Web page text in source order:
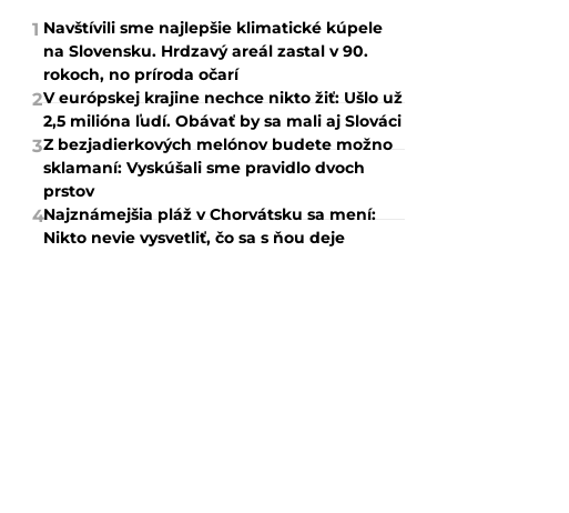
1 Navštívili sme najlepšie klimatické kúpele
na Slovensku. Hrdzavý areál zastal v 90.
rokoch, no príroda očarí
2V európskej krajine nechce nikto žiť: Ušlo už
2,5 milióna ľudí. Obávať by sa mali aj Slováci
3Z bezjadierkových melónov budete možno
sklamaní: Vyskúšali sme pravidlo dvoch
prstov
4Najznámejšia pláž v Chorvátsku sa mení:
Nikto nevie vysvetliť, čo sa s ňou deje